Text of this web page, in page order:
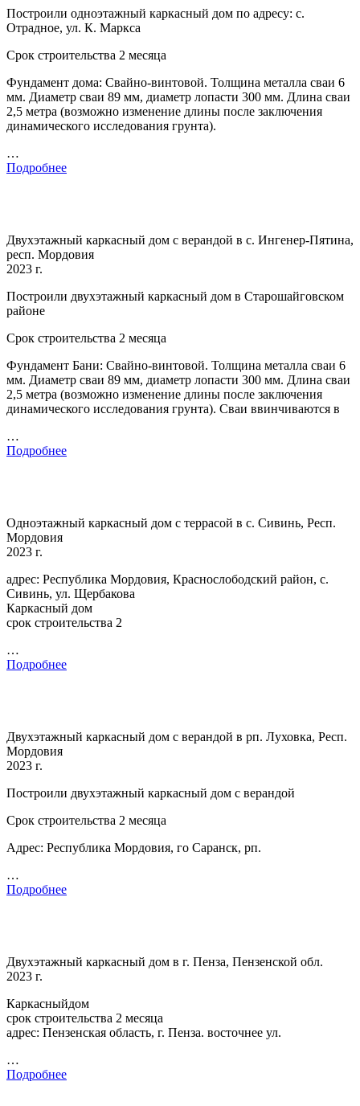
Построили одноэтажный каркасный дом по адресу: с.
Отрадное, ул. К. Маркса
Срок строительства 2 месяца
Фундамент дома: Свайно-винтовой. Толщина металла сваи 6
мм. Диаметр сваи 89 мм, диаметр лопасти 300 мм. Длина сваи
2,5 метра (возможно изменение длины после заключения
динамического исследования грунта).
…
Подробнее
Двухэтажный каркасный дом с верандой в с. Ингенер-Пятина,
респ. Мордовия
2023 г.
Построили двухэтажный каркасный дом в Старошайговском
районе
Срок строительства 2 месяца
Фундамент Бани: Свайно-винтовой. Толщина металла сваи 6
мм. Диаметр сваи 89 мм, диаметр лопасти 300 мм. Длина сваи
2,5 метра (возможно изменение длины после заключения
динамического исследования грунта). Сваи ввинчиваются в
…
Подробнее
Одноэтажный каркасный дом с террасой в с. Сивинь, Респ.
Мордовия
2023 г.
адрес: Республика Мордовия, Краснослободский район, с.
Сивинь, ул. Щербакова
Каркасный дом
срок строительства 2
…
Подробнее
Двухэтажный каркасный дом с верандой в рп. Луховка, Респ.
Мордовия
2023 г.
Построили двухэтажный каркасный дом с верандой
Срок строительства 2 месяца
Адрес: Республика Мордовия, го Саранск, рп.
…
Подробнее
Двухэтажный каркасный дом в г. Пенза, Пензенской обл.
2023 г.
Каркасныйдом
срок строительства 2 месяца
адрес: Пензенская область, г. Пенза. восточнее ул.
…
Подробнее